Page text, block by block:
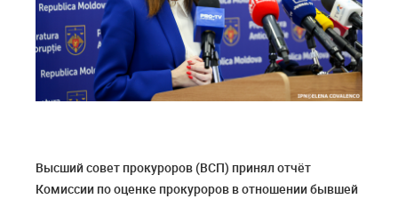
Высший совет прокуроров (ВСП) принял отчёт
Комиссии по оценке прокуроров в отношении бывшей